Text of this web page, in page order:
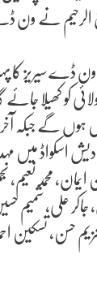
نے ون ڈے
ڈے سیریز کا
کو کھیلا
ہوں گے جبکہ
اسکواڈ میں
محمد نعیم،
علی، شمیم
حسن، تسکین